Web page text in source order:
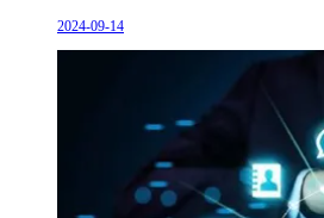
2024-09-14